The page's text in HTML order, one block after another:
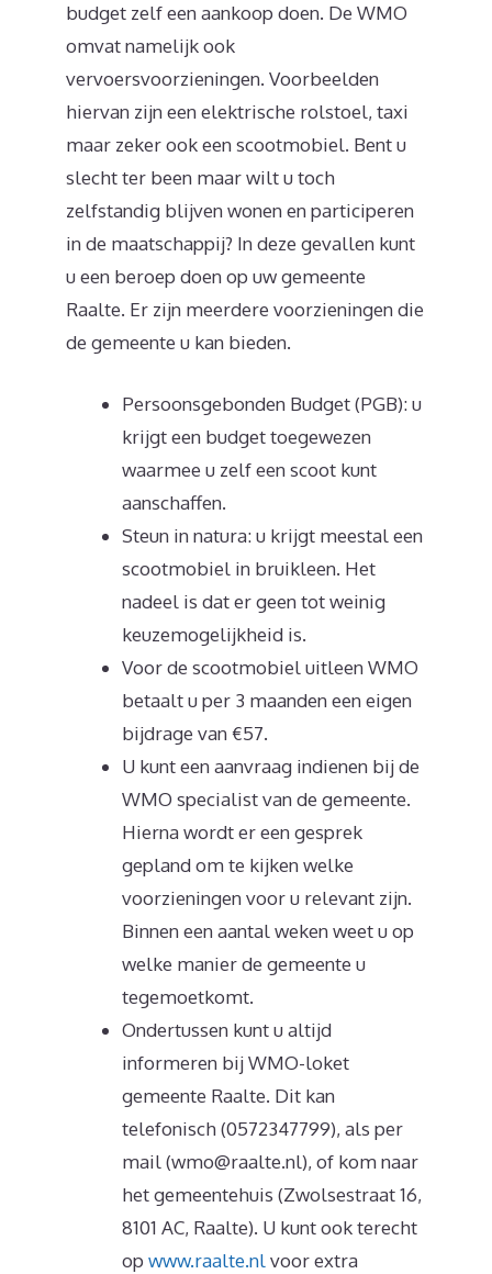
budget zelf een aankoop doen. De WMO
omvat namelijk ook
vervoersvoorzieningen. Voorbeelden
hiervan zijn een elektrische rolstoel, taxi
maar zeker ook een scootmobiel. Bent u
slecht ter been maar wilt u toch
zelfstandig blijven wonen en participeren
in de maatschappij? In deze gevallen kunt
u een beroep doen op uw gemeente
Raalte. Er zijn meerdere voorzieningen die
de gemeente u kan bieden.
Persoonsgebonden Budget (PGB): u
krijgt een budget toegewezen
waarmee u zelf een scoot kunt
aanschaffen.
Steun in natura: u krijgt meestal een
scootmobiel in bruikleen. Het
nadeel is dat er geen tot weinig
keuzemogelijkheid is.
Voor de scootmobiel uitleen WMO
betaalt u per 3 maanden een eigen
bijdrage van €57.
U kunt een aanvraag indienen bij de
WMO specialist van de gemeente.
Hierna wordt er een gesprek
gepland om te kijken welke
voorzieningen voor u relevant zijn.
Binnen een aantal weken weet u op
welke manier de gemeente u
tegemoetkomt.
Ondertussen kunt u altijd
informeren bij WMO-loket
gemeente Raalte. Dit kan
telefonisch (0572347799), als per
mail (wmo@raalte.nl), of kom naar
het gemeentehuis (Zwolsestraat 16,
8101 AC, Raalte). U kunt ook terecht
op www.raalte.nlvoor extra